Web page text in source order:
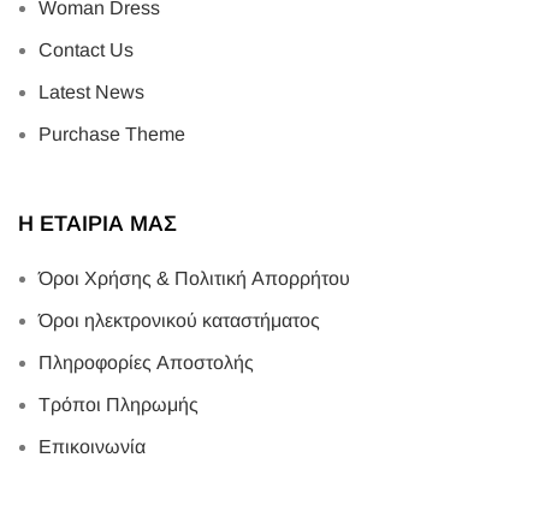
Woman Dress
Contact Us
Latest News
Purchase Theme
Η ΕΤΑΙΡΙΑ ΜΑΣ
Όροι Χρήσης & Πολιτική Απορρήτου
Όροι ηλεκτρονικού καταστήματος
Πληροφορίες Αποστολής
Τρόποι Πληρωμής
Επικοινωνία